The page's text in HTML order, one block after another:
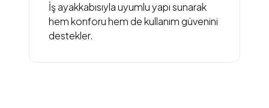
İş ayakkabısıyla uyumlu yapı sunarak
hem konforu hem de kullanım güvenini
destekler.